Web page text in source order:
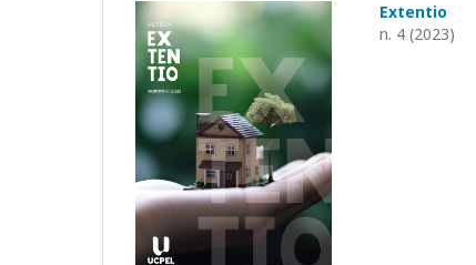
Extentio
n. 4 (2023)